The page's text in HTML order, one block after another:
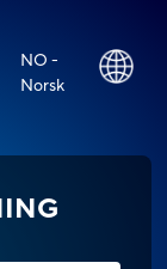
NO -
Norsk